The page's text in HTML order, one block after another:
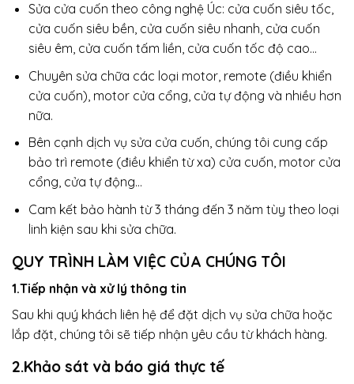
Sửa cửa cuốn theo công nghệ Úc: cửa cuốn siêu tốc,
cửa cuốn siêu bền, cửa cuốn siêu nhanh, cửa cuốn
siêu êm, cửa cuốn tấm liền, cửa cuốn tốc độ cao…
Chuyên sửa chữa các loại motor, remote (điều khiển
cửa cuốn), motor cửa cổng, cửa tự động và nhiều hơn
nữa.
Bên cạnh dịch vụ sửa cửa cuốn, chúng tôi cung cấp
bảo trì remote (điều khiển từ xa) cửa cuốn, motor cửa
cổng, cửa tự động…
Cam kết bảo hành từ 3 tháng đến 3 năm tùy theo loại
linh kiện sau khi sửa chữa.
QUY TRÌNH LÀM VIỆC CỦA CHÚNG TÔI
1.Tiếp nhận và xử lý thông tin
Sau khi quý khách liên hệ để đặt dịch vụ sửa chữa hoặc
lắp đặt, chúng tôi sẽ tiếp nhận yêu cầu từ khách hàng.
2.Khảo sát và báo giá thực tế